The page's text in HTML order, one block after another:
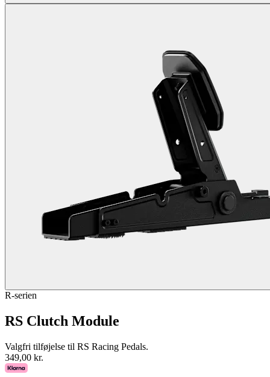
R-serien
RS Clutch Module
Valgfri tilføjelse til RS Racing Pedals.
349,00 kr.